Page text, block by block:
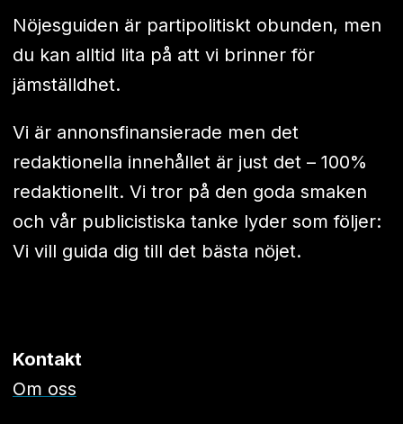
Nöjesguiden är partipolitiskt obunden, men
du kan alltid lita på att vi brinner för
jämställdhet.
Vi är annonsfinansierade men det
redaktionella innehållet är just det – 100%
redaktionellt. Vi tror på den goda smaken
och vår publicistiska tanke lyder som följer:
Vi vill guida dig till det bästa nöjet.
Kontakt
Om oss